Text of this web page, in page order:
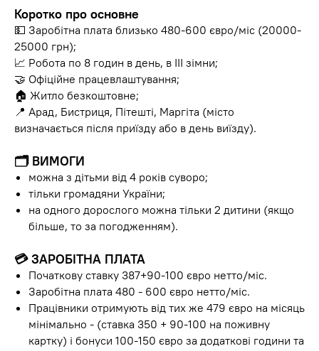
Коротко про основне
💵 Заробітна плата близько 480-600 євро/міс (20000-
25000 грн);
📈 Робота по 8 годин в день, в ІІІ зімни;
🤝 Офіційне працевлаштування;
🏠 Житло безкоштовне;
📍 Арад, Бистриця, Пітешті, Маргіта (місто
визначається після приїзду або в день виїзду).
🗂 ВИМОГИ
можна з дітьми від 4 років суворо;
тільки громадяни України;
на одного дорослого можна тільки 2 дитини (якщо
більше, то за погодженням).
💳 ЗАРОБІТНА ПЛАТА
Початкову ставку 387+90-100 євро нетто/міс.
Заробітна плата 480 - 600 євро нетто/міс.
Працівники отримують від тих же 479 євро на місяць
мінімально - (ставка 350 + 90-100 на поживну
картку) і бонуси 100-150 євро за додаткові години та